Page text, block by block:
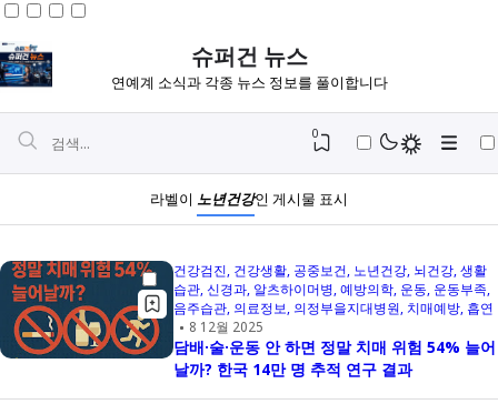
슈퍼건 뉴스
연예계 소식과 각종 뉴스 정보를 풀이합니다
0
라벨이 노년건강인 게시물 표시
건강검진 건강생활 공중보건 노년건강 뇌건강 생활
습관 신경과 알츠하이머병 예방의학 운동 운동부족
음주습관 의료정보 의정부을지대병원 치매예방 흡연
8 12월 2025
담배·술·운동 안 하면 정말 치매 위험 54% 늘어
날까? 한국 14만 명 추적 연구 결과